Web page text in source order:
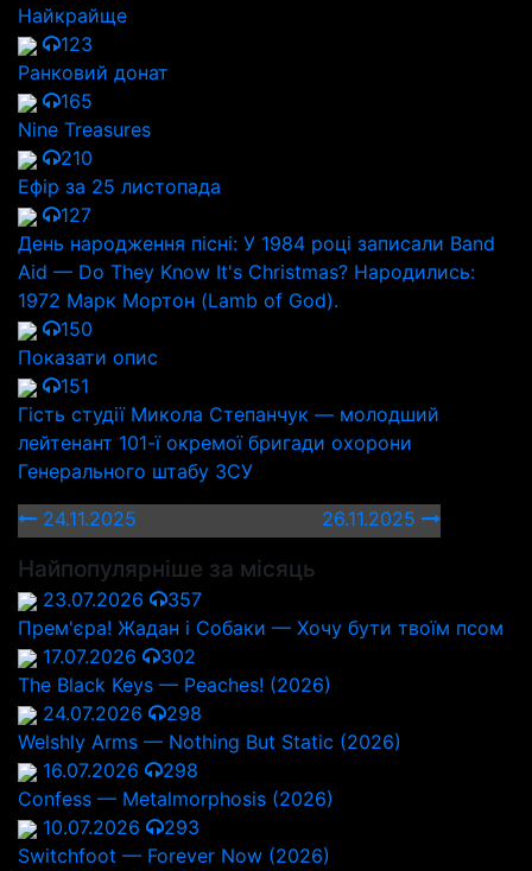
Найкрайще
123
Ранковий донат
165
Nine Treasures
210
Ефір за 25 листопада
127
День народження пісні: У 1984 році записали Band
Aid — Do They Know It's Christmas? Народились:
1972 Марк Мортон (Lamb of God).
150
Показати опис
151
Гість студії Микола Степанчук — молодший
лейтенант 101-ї окремої бригади охорони
Генерального штабу ЗСУ
24.11.2025
26.11.2025
Найпопулярніше за місяць
23.07.2026
357
Прем'єра! Жадан і Собаки — Хочу бути твоїм псом
17.07.2026
302
The Black Keys — Peaches! (2026)
24.07.2026
298
Welshly Arms — Nothing But Static (2026)
16.07.2026
298
Confess — Metalmorphosis (2026)
10.07.2026
293
Switchfoot — Forever Now (2026)